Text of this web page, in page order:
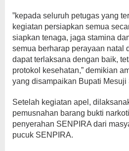
”kepada seluruh petugas yang
kegiatan persiapkan semua
siapkan tenaga, jaga stamina
semua berharap perayaan natal
dapat terlaksana dengan baik,
protokol kesehatan,” demikian
yang disampaikan Bupati Mesuji
Setelah kegiatan apel,
pemusnahan barang bukti
penyerahan SENPIRA dari
pucuk SENPIRA.